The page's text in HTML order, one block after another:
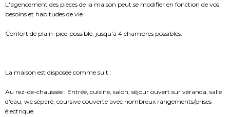
L'agencement des pièces de la maison peut se modifier en fonction de vos
besoins et habitudes de vie :
Confort de plain-pied possible, jusqu'à 4 chambres possibles.
La maison est disposée comme suit :
Au rez-de-chaussée : Entrée, cuisine, salon, séjour ouvert sur véranda, salle
d'eau, wc séparé, coursive couverte avec nombreux rangements/prises
électrique.